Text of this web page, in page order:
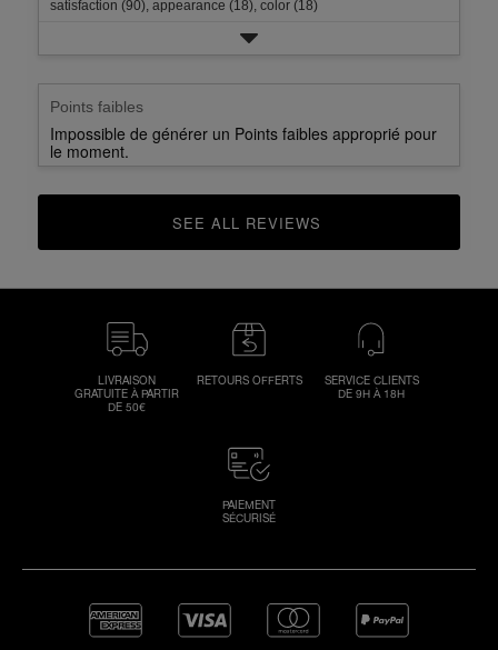
satisfaction (90), appearance (18), color (18)
Points faibles
Impossible de générer un Points faibles approprié pour
le moment.
CLICK TO GO TO ALL REVIEWS
LIVRAISON
GRATUITE À PARTIR
DE 50€
RETOURS OFFERTS
SERVICE CLIENTS
DE 9H À 18H
PAIEMENT
SÉCURISÉ